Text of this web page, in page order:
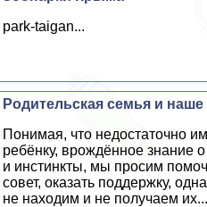
park-taigan...
Родительская семья и наше
Понимая, что недостаточно
ребёнку, врождённое знание
и инстинкты, мы просим
совет, оказать поддержку,
не находим и не получаем их...